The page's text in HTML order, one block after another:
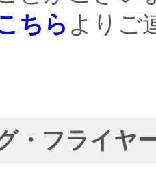
ちら よりご
・フライヤ